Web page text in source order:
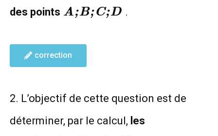
des points \textit{\textbf{A;B;C;D
A;B;C;D .
correction
2. L’objectif de cette question est de
déterminer, par le calcul, les